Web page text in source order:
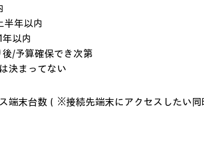
半年以内
年以内
後/予算確保でき次第
決まってない
端末台数（※接続先端末にアクセスしたい同